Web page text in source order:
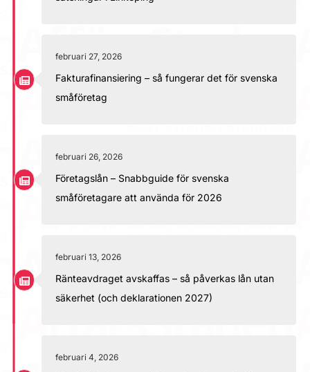
februari 27, 2026
Fakturafinansiering – så fungerar det för svenska
småföretag
februari 26, 2026
Företagslån – Snabbguide för svenska
småföretagare att använda för 2026
februari 13, 2026
Ränteavdraget avskaffas – så påverkas lån utan
säkerhet (och deklarationen 2027)
februari 4, 2026